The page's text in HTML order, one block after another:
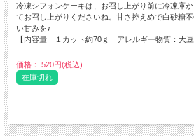
冷凍シフォンケーキは、お召し上がり前に冷凍庫
てお召し上がりくださいね。甘さ控えめで白砂糖
い甘みを♪
【内容量 １カット約70ｇ アレルギー物質：大豆
価格： 520円(税込)
在庫切れ